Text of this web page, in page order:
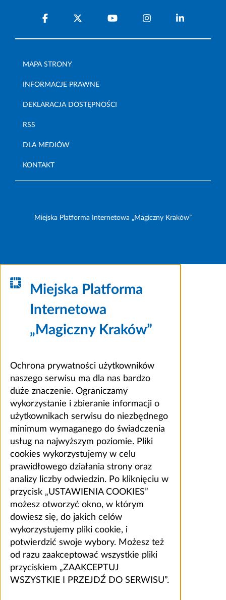
MAPA STRONY
INFORMACJE PRAWNE
DEKLARACJA DOSTĘPNOŚCI
RSS
DLA MEDIÓW
KONTAKT
Miejska Platforma Internetowa „Magiczny Kraków”
Miejska Platforma
Internetowa
„Magiczny Kraków”
Ochrona prywatności użytkowników
naszego serwisu ma dla nas bardzo
duże znaczenie. Ograniczamy
wykorzystanie i zbieranie informacji o
użytkownikach serwisu do niezbędnego
minimum wymaganego do świadczenia
usług na najwyższym poziomie. Pliki
cookies wykorzystujemy w celu
prawidłowego działania strony oraz
analizy liczby odwiedzin. Po kliknięciu w
przycisk „USTAWIENIA COOKIES”
możesz otworzyć okno, w którym
dowiesz się, do jakich celów
wykorzystujemy pliki cookie, i
potwierdzić swoje wybory. Możesz też
od razu zaakceptować wszystkie pliki
przyciskiem „ZAAKCEPTUJ
WSZYSTKIE I PRZEJDŹ DO SERWISU”.